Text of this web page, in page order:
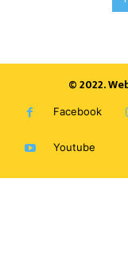
© 2022.
Facebook
Youtube